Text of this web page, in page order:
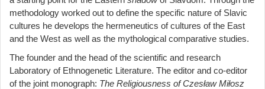
methodology worked out to define the specific nature of Slavic
cultures he develops the hermeneutics of cultures of the East
and the West as well as the mythological comparative studies.
The founder and the head of the scientific and research
Laboratory of Ethnogenetic Literature. The editor and co-editor
of the joint monograph: The Religiousness of Czesław Miłosz